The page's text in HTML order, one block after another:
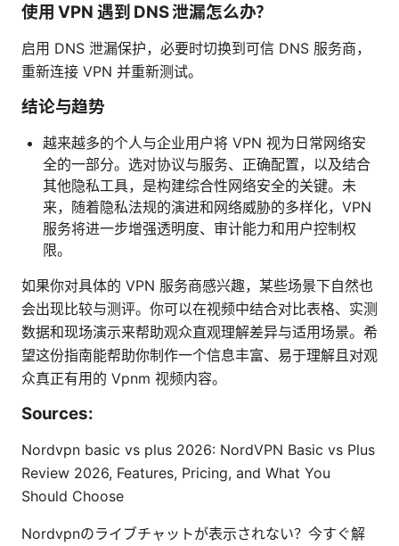
使用 VPN 遇到 DNS 泄漏怎么办？
启用 DNS 泄漏保护，必要时切换到可信 DNS 服务商，
重新连接 VPN 并重新测试。
结论与趋势
越来越多的个人与企业用户将 VPN 视为日常网络安
全的一部分。选对协议与服务、正确配置，以及结合
其他隐私工具，是构建综合性网络安全的关键。未
来，随着隐私法规的演进和网络威胁的多样化，VPN
服务将进一步增强透明度、审计能力和用户控制权
限。
如果你对具体的 VPN 服务商感兴趣，某些场景下自然也
会出现比较与测评。你可以在视频中结合对比表格、实测
数据和现场演示来帮助观众直观理解差异与适用场景。希
望这份指南能帮助你制作一个信息丰富、易于理解且对观
众真正有用的 Vpnm 视频内容。
Sources:
Nordvpn basic vs plus 2026: NordVPN Basic vs Plus
Review 2026, Features, Pricing, and What You
Should Choose
Nordvpnのライブチャットが表示されない？今すぐ解